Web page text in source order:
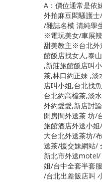
A：價位通常是依
外拍麻豆悶騷護
/雜誌名模 清純
※電玩美女/車展
甜美教主※台北外
館飯店找女人,泰
,新莊旅館飯店叫
茶,林口約正妹 ,淡
店叫小姐,台北找
台北約高檔茶,淡
外約愛愛,新店討
開房間外送茶 坊/
旅館酒店外送小
大台北外送茶坊/
送茶/援交妹網站/
新北市外送
姐/台中全套半套
/台北出差飯店叫